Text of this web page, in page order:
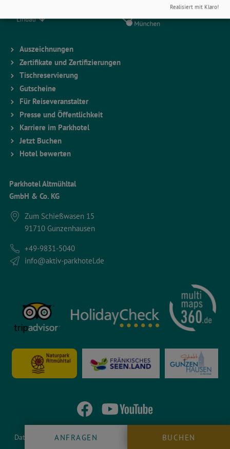
ANFRAGEN BUCHEN
Auszeichnungen
Zertifikate und Zertifizierungen
Tischreservierung
Gutscheine
Für Reiseveranstalter
Presse und Öffentlichkeit
Karriere im Parkhotel
Jetzt Buchen
Hotel bewerten
Parkhotel Altmühltal
GmbH & Co. KG
Zum Schießwasen 15
91710 Gunzenhausen
+49-9831-5040
info@aktiv-parkhotel.de
Datenschutzeinstellungen Datenschutzerklärung Impressum
Realisiert mit Klaro!